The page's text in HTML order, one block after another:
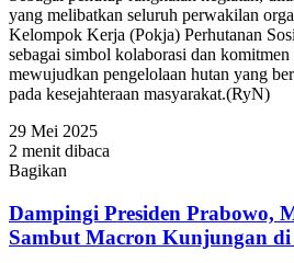
yang melibatkan seluruh perwakilan
Kelompok Kerja (Pokja) Perhutanan
sebagai simbol kolaborasi dan komitmen
mewujudkan pengelolaan hutan yang
pada kesejahteraan masyarakat.(RyN)
29 Mei 2025
2 menit dibaca
Bagikan
via
Email
Dampingi Presiden Prabowo,
Sambut Macron Kunjungan